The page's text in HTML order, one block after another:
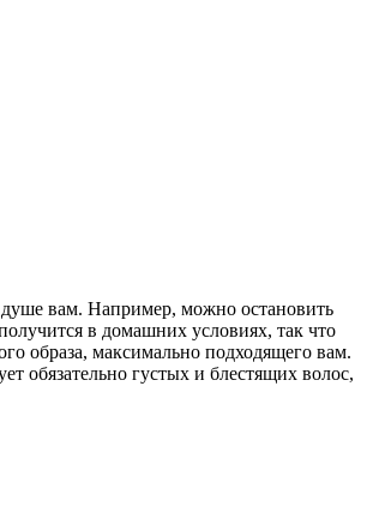
душе вам. Например, можно остановить
в домашних условиях, так что
образа, максимально подходящего вам.
обязательно густых и блестящих волос,